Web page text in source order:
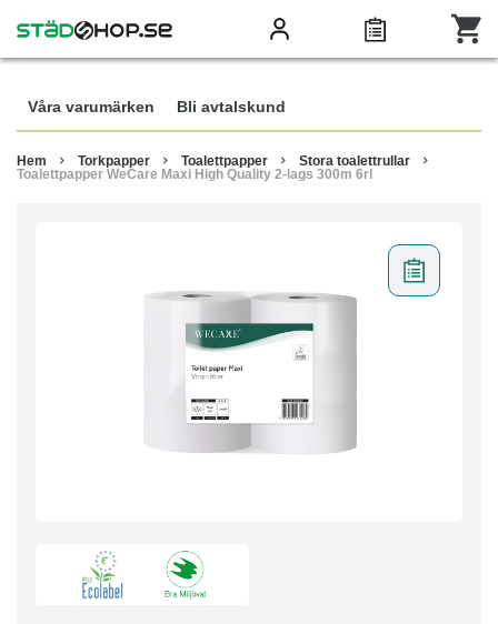
Våra varumärken Bli avtalskund
Hem Torkpapper Toalettpapper
Stora toalettrullar
Toalettpapper WeCare Maxi High Quality 2-lags 300m 6rl